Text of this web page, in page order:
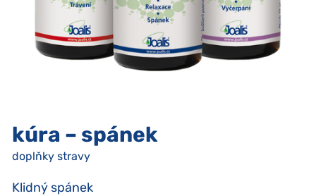
kúra – spánek
doplňky stravy
Klidný spánek